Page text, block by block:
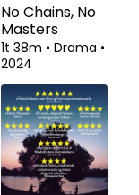
No Chains, No
Masters
1t 38m • Drama •
2024